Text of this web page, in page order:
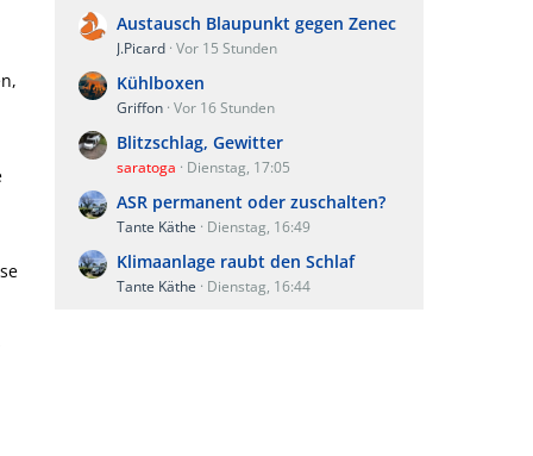
Austausch Blaupunkt gegen Zenec
J.Picard Vor 15 Stunden
Kühlboxen
Griffon Vor 16 Stunden
Blitzschlag, Gewitter
saratoga Dienstag, 17:05
ASR permanent oder zuschalten?
Tante Käthe Dienstag, 16:49
Klimaanlage raubt den Schlaf
Tante Käthe Dienstag, 16:44